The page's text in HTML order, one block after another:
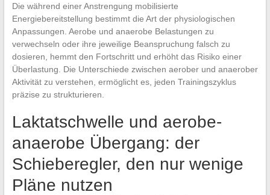
Die während einer Anstrengung mobilisierte
Energiebereitstellung bestimmt die Art der physiologischen
Anpassungen. Aerobe und anaerobe Belastungen zu
verwechseln oder ihre jeweilige Beanspruchung falsch zu
dosieren, hemmt den Fortschritt und erhöht das Risiko einer
Überlastung. Die Unterschiede zwischen aerober und anaerober
Aktivität zu verstehen, ermöglicht es, jeden Trainingszyklus
präzise zu strukturieren.
Laktatschwelle und aerobe-
anaerobe Übergang: der
Schieberegler, den nur wenige
Pläne nutzen